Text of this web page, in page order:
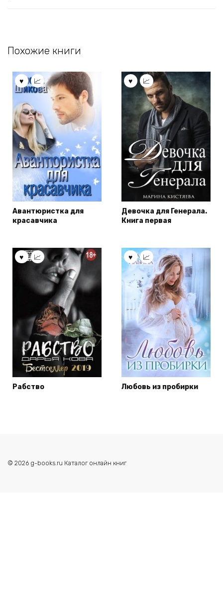
Похожие книги
Авантюристка для
красавчика
Девочка для Генерала.
Книга первая
Рабство Любовь из пробирки
© 2026 g-books.ru Каталог онлайн книг